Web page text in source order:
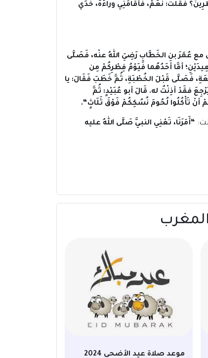
فَقُلتُ: نَعَمْ، فأقامَنِي وراءَهُ، خَدِّي
مع عُمَرَ بنِ الخَطَّابِ رَضِيَ اللهُ عنْه، فَصَلَّى
أمَّا أحَدُهُما فَيَوْمُ فِطْرِكُمْ مِن
فَصَلَّى قَبْلَ الخُطْبَةِ، ثُمَّ خَطَبَ فَقَالَ: يا
فقَدْ أذِنْتُ له. قَالَ أبو عُبَيْدٍ: ثُمَّ
أنْ تَأْكُلُوا لُحُومَ نُسُكِكُمْ فَوْقَ ثَلَاثٍ“.
“أَمَرَنَا، تَعْنِي النبيَّ صَلَّى اللهُ عليه
موعد صلاة عيد الأضحى 2024